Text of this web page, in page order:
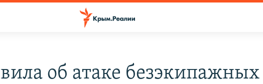
об атаке безэкипажных